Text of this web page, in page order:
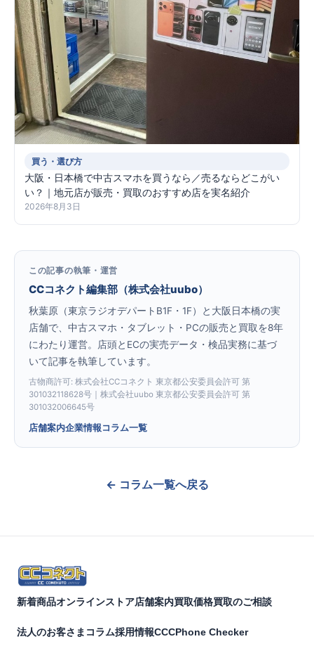
買う・選び方
大阪・日本橋で中古スマホを買うなら／売るならどこがい
い？｜地元店が販売・買取のおすすめ店を実名紹介
2026年8月3日
この記事の執筆・運営
CCコネクト編集部（株式会社uubo）
秋葉原（東京ラジオデパートB1F・1F）と大阪日本橋の実
店舗で、中古スマホ・タブレット・PCの販売と買取を8年
にわたり運営。店頭とECの実売データ・検品実務に基づ
いて記事を執筆しています。
古物商許可: 株式会社CCコネクト 東京都公安委員会許可 第
301032118628号｜株式会社uubo 東京都公安委員会許可 第
301032006645号
店舗案内企業情報コラム一覧
← コラム一覧へ戻る
新着商品オンラインストア店舗案内買取価格買取のご相談
法人のお客さま コラム採用情報CCCPhone Checker